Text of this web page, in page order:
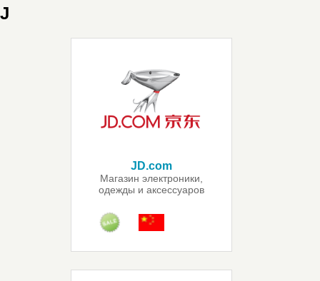
J
JD.com
Магазин электроники,
одежды и аксессуаров